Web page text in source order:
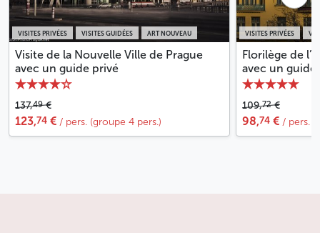
Moins
VISITES PRIVÉES VISITES GUIDÉES ART NOUVEAU
Visite de la Nouvelle Ville de Prague
avec un guide privé
137,49€
123,74 € / pers. (groupe 4 pers.)
VISITES PRIVÉES
Florilège de
avec un guide
109,72€
98,74 € / pers.